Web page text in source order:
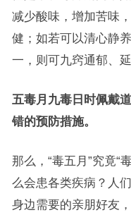
减少酸味，增加苦味
健；如若可以清心静
一，则可九窍通郁、延
五毒月九毒日时佩戴
错的预防措施。
那么，“毒五月”究竟“
么会患各类疾病？人
身边需要的亲朋好友